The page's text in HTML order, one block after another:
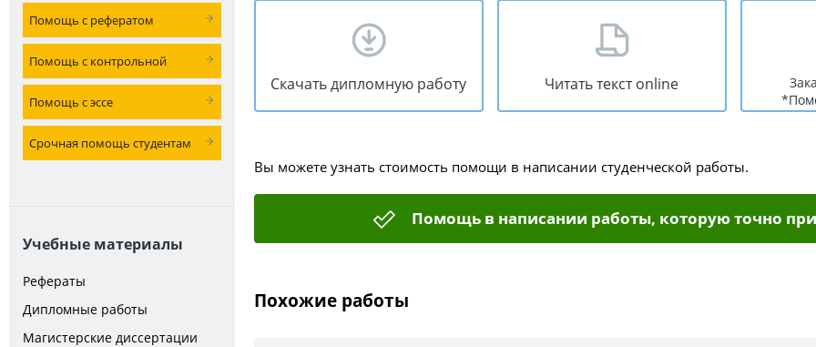
Помощь с рефератом
Помощь с контрольной
Помощь с эссе
Срочная помощь студентам
Учебные материалы
Рефераты
Дипломные работы
Магистерские диссертации
Скачать дипломную работу Читать текст online
Вы можете узнать стоимость помощи в написании студенческой работы.
Помощь в написании работы, которую точно
Похожие работы